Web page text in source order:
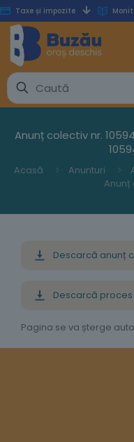
Taxe și impozite
Anunț colectiv nr.
Acasă Anunturi
Descarcă anunț
Descarcă
Pagina se va șterge